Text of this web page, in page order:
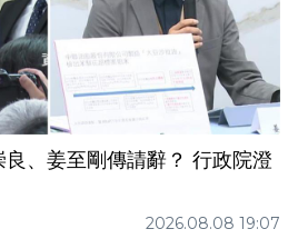
至剛傳請辭？ 行政院澄
2026.08.08 19:07